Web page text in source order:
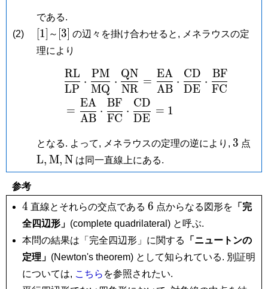
である.
(2)
[1]
1 ～ [3]
3 の辺々を掛け合わせると, メネラウスの定
理により
\begin{aligned}
LP
RL
⋅
MQ
PM
⋅
NR
QN
=
AB
EA
⋅
DE
CD
⋅
FC
BF
=
AB
EA
⋅
FC
BF
⋅
DE
CD
= 1
となる. よって, メネラウスの定理の逆により, 3
3 点
L, \mathrm
M,
M, \mathrm
N
N は同一直線上にある.
参考
4
4 直線とそれらの交点である 6
6 点からなる図形を 「完
全四辺形」 (complete quadrilateral) と呼ぶ.
本問の結果は「完全四辺形」に関する
「ニュートンの
定理」 (Newton's theorem) として知られている. 別証明
については, こちら を参照されたい.